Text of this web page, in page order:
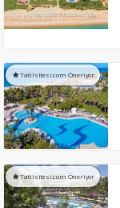
Tatilsitesi.com Öneriyor
Tatilsitesi.com Öneriyor